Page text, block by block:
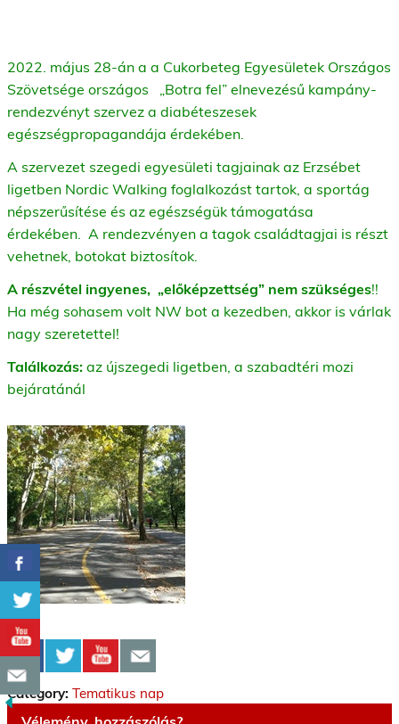
2022. május 28-án a a Cukorbeteg Egyesületek Országos
Szövetsége országos „Botra fel” elnevezésű kampány-
rendezvényt szervez a diabéteszesek
egészségpropagandája érdekében.
A szervezet szegedi egyesületi tagjainak az Erzsébet
ligetben Nordic Walking foglalkozást tartok, a sportág
népszerűsítése és az egészségük támogatása
érdekében. A rendezvényen a tagok családtagjai is részt
vehetnek, botokat biztosítok.
A részvétel ingyenes, „előképzettség” nem szükséges!!
Ha még sohasem volt NW bot a kezedben, akkor is várlak
nagy szeretettel!
Találkozás: az újszegedi ligetben, a szabadtéri mozi
bejáratánál
Category: Tematikus nap